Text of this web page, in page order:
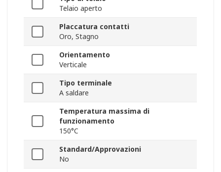
Telaio aperto
Placcatura contatti
Oro, Stagno
Orientamento
Verticale
Tipo terminale
A saldare
Temperatura massima di
funzionamento
150°C
Standard/Approvazioni
No